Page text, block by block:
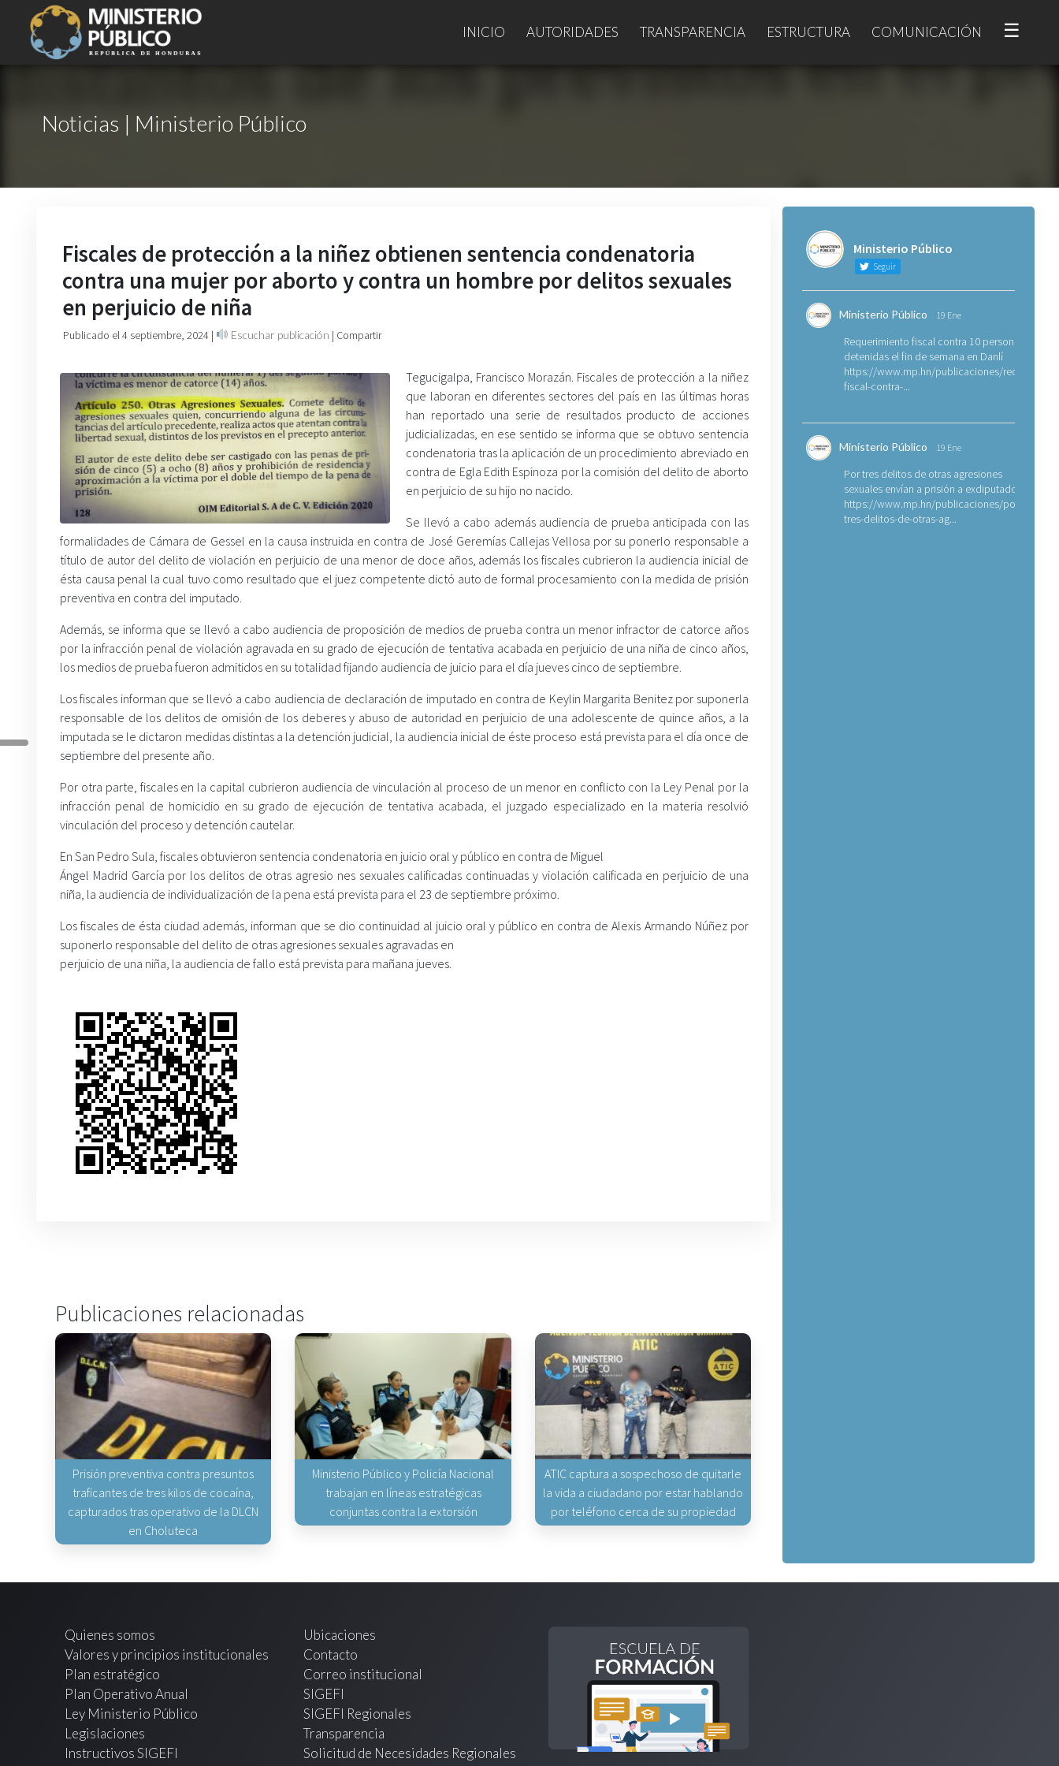
INICIO AUTORIDADES TRANSPARENCIA ESTRUCTURA COMUNICACIÓN ☰
Noticias | Ministerio Público
Fiscales de protección a la niñez obtienen sentencia condenatoria
contra una mujer por aborto y contra un hombre por delitos sexuales
en perjuicio de niña
Publicado el 4 septiembre, 2024 | Escuchar publicación | Compartir
Tegucigalpa, Francisco Morazán. Fiscales de protección a la niñez
que laboran en diferentes sectores del país en las últimas horas
han reportado una serie de resultados producto de acciones
judicializadas, en ese sentido se informa que se obtuvo sentencia
condenatoria tras la aplicación de un procedimiento abreviado en
contra de Egla Edith Espinoza por la comisión del delito de aborto
en perjuicio de su hijo no nacido.
Se llevó a cabo además audiencia de prueba anticipada con las
formalidades de Cámara de Gessel en la causa instruida en contra de José Geremías Callejas Vellosa por su ponerlo responsable a
título de autor del delito de violación en perjuicio de una menor de doce años, además los fiscales cubrieron la audiencia inicial de
ésta causa penal la cual tuvo como resultado que el juez competente dictó auto de formal procesamiento con la medida de prisión
preventiva en contra del imputado.
Además, se informa que se llevó a cabo audiencia de proposición de medios de prueba contra un menor infractor de catorce años
por la infracción penal de violación agravada en su grado de ejecución de tentativa acabada en perjuicio de una niña de cinco años,
los medios de prueba fueron admitidos en su totalidad fijando audiencia de juicio para el día jueves cinco de septiembre.
Los fiscales informan que se llevó a cabo audiencia de declaración de imputado en contra de Keylin Margarita Benitez por suponerla
responsable de los delitos de omisión de los deberes y abuso de autoridad en perjuicio de una adolescente de quince años, a la
imputada se le dictaron medidas distintas a la detención judicial, la audiencia inicial de éste proceso está prevista para el día once de
septiembre del presente año.
Por otra parte, fiscales en la capital cubrieron audiencia de vinculación al proceso de un menor en conflicto con la Ley Penal por la
infracción penal de homicidio en su grado de ejecución de tentativa acabada, el juzgado especializado en la materia resolvió
vinculación del proceso y detención cautelar.
En San Pedro Sula, fiscales obtuvieron sentencia condenatoria en juicio oral y público en contra de Miguel
Ángel Madrid García por los delitos de otras agresio nes sexuales calificadas continuadas y violación calificada en perjuicio de una
niña, la audiencia de individualización de la pena está prevista para el 23 de septiembre próximo.
Los fiscales de ésta ciudad además, informan que se dio continuidad al juicio oral y público en contra de Alexis Armando Núñez por
suponerlo responsable del delito de otras agresiones sexuales agravadas en
perjuicio de una niña, la audiencia de fallo está prevista para mañana jueves.
Publicaciones relacionadas
Prisión preventiva contra presuntos
traficantes de tres kilos de cocaína,
capturados tras operativo de la DLCN
en Choluteca
Ministerio Público y Policía Nacional
trabajan en líneas estratégicas
conjuntas contra la extorsión
ATIC captura a sospechoso de quitarle
la vida a ciudadano por estar hablando
por teléfono cerca de su propiedad
Ministerio Público
Seguir
Ministerio Público 19 Ene
Requerimiento fiscal contra 10 personas
detenidas el fin de semana en Danlí
https://www.mp.hn/publicaciones/
fiscal-contra-...
Ministerio Público 19 Ene
Por tres delitos de otras agresiones
sexuales envían a prisión a exdiputado
https://www.mp.hn/publicaciones/por-
tres-delitos-de-otras-ag...
Quienes somos
Valores y principios institucionales
Plan estratégico
Plan Operativo Anual
Ley Ministerio Público
Legislaciones
Instructivos SIGEFI
Ubicaciones
Contacto
Correo institucional
SIGEFI
SIGEFI Regionales
Transparencia
Solicitud de Necesidades Regionales